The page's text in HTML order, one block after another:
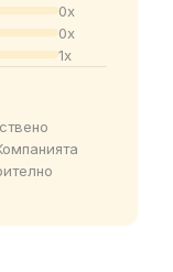
0x
0x
1x